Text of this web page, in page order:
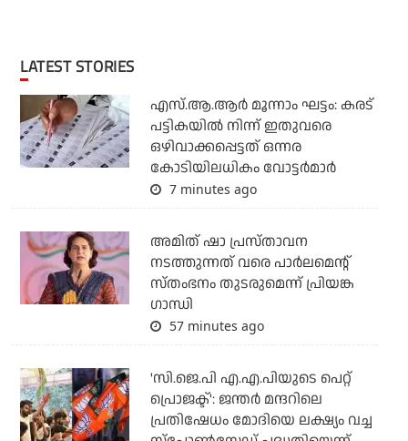
LATEST STORIES
എസ്.ആ.ആര്‍ മൂന്നാം ഘട്ടം: കരട്
പട്ടികയില്‍ നിന്ന് ഇതുവരെ
ഒഴിവാക്കപ്പെട്ടത് ഒന്നര
കോടിയിലധികം വോട്ടര്‍മാര്‍
7 minutes ago
അമിത് ഷാ പ്രസ്താവന
നടത്തുന്നത് വരെ പാര്‍ലമെന്റ്
സ്തംഭനം തുടരുമെന്ന് പ്രിയങ്ക
ഗാന്ധി
57 minutes ago
'സി.ജെ.പി എ.എ.പിയുടെ പെറ്റ്
പ്രൊജക്ട്': ജന്തര്‍ മന്ദറിലെ
പ്രതിഷേധം മോദിയെ ലക്ഷ്യം വച്ച